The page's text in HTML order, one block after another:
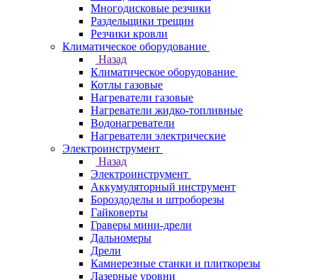
Многодисковые резчики
Раздельщики трещин
Резчики кровли
Климатическое оборудование
Назад
Климатическое оборудование
Котлы газовые
Нагреватели газовые
Нагреватели жидко-топливные
Водонагреватели
Нагреватели электрические
Электроинструмент
Назад
Электроинструмент
Аккумуляторный инструмент
Бороздоделы и штроборезы
Гайковерты
Граверы мини-дрели
Дальномеры
Дрели
Камнерезные станки и плиткорезы
Лазерные уровни